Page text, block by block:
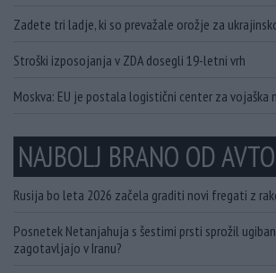
Zadete tri ladje, ki so prevažale orožje za
Stroški izposojanja v ZDA dosegli 19-letni vrh
Moskva: EU je postala logistični center za vojaška
NAJBOLJ BRANO OD
Rusija bo leta 2026 začela graditi novi fregati z
Posnetek Netanjahuja s šestimi prsti sprožil
zagotavljajo v Iranu?